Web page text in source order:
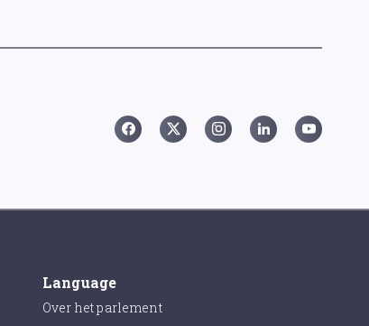
Language
Over het parlement